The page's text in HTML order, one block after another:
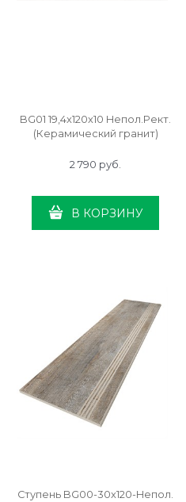
BG01 19,4x120x10 Непол.Рект.
(Керамический гранит)
2 790 руб.
В КОРЗИНУ
Ступень BG00-30x120-Непол.